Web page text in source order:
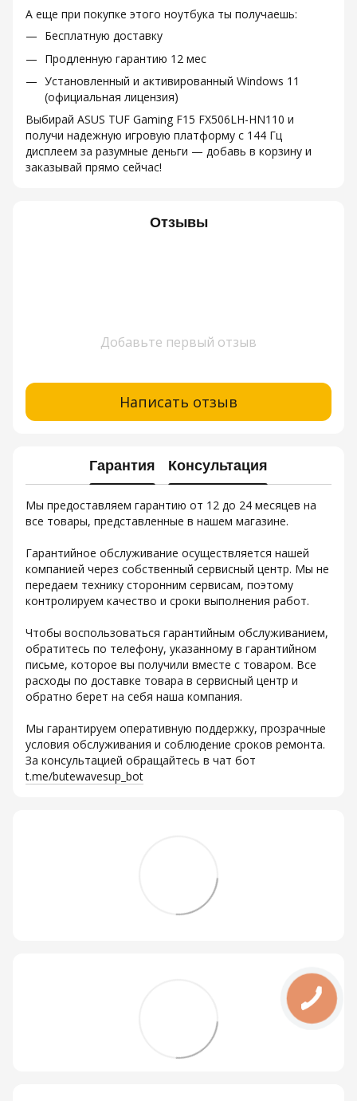
А еще при покупке этого ноутбука ты получаешь:
Бесплатную доставку
Продленную гарантию 12 мес
Установленный и активированный Windows 11
(официальная лицензия)
Выбирай ASUS TUF Gaming F15 FX506LH-HN110 и
получи надежную игровую платформу с 144 Гц
дисплеем за разумные деньги — добавь в корзину и
заказывай прямо сейчас!
Отзывы
Добавьте первый отзыв
Написать отзыв
Гарантия Консультация
Мы предоставляем гарантию от 12 до 24 месяцев на
все товары, представленные в нашем магазине.
Гарантийное обслуживание осуществляется нашей
компанией через собственный сервисный центр. Мы не
передаем технику сторонним сервисам, поэтому
контролируем качество и сроки выполнения работ.
Чтобы воспользоваться гарантийным обслуживанием,
обратитесь по телефону, указанному в гарантийном
письме, которое вы получили вместе с товаром. Все
расходы по доставке товара в сервисный центр и
обратно берет на себя наша компания.
Мы гарантируем оперативную поддержку, прозрачные
условия обслуживания и соблюдение сроков ремонта.
За консультацией обращайтесь в чат бот
t.me/butewavesup_bot